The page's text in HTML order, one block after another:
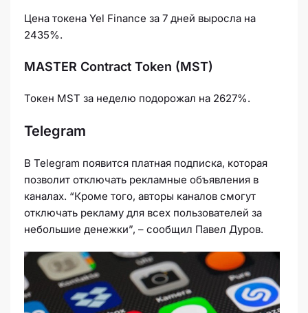
Цена токена Yel Finance за 7 дней выросла на
2435%.
MASTER Contract Token (MST)
Токен MST за неделю подорожал на 2627%.
Telegram
В Telegram появится платная подписка, которая
позволит отключать рекламные объявления в
каналах. “Кроме того, авторы каналов смогут
отключать рекламу для всех пользователей за
небольшие денежки”, – сообщил Павел Дуров.